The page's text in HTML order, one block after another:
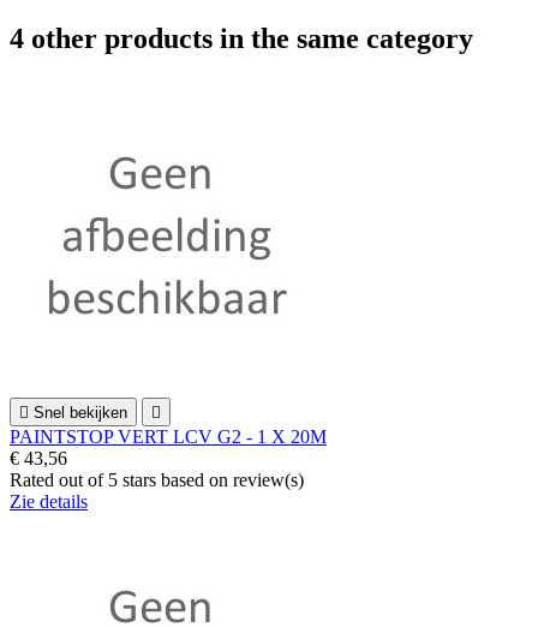
4 other products in the same category
 Snel bekijken 
PAINTSTOP VERT LCV G2 - 1 X 20M
€ 43,56
Rated out of 5 stars based on review(s)
Zie details